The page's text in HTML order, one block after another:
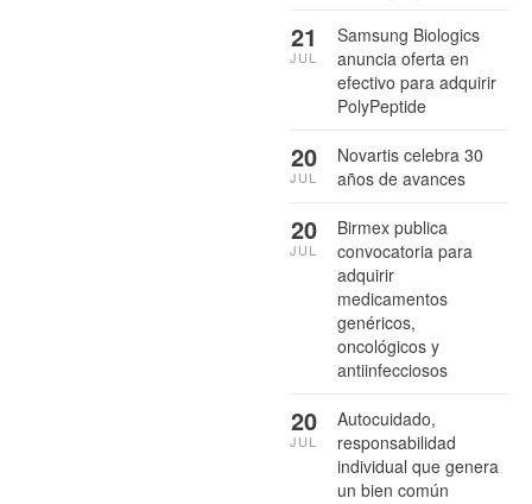
Samsung Biologics
anuncia oferta en
efectivo para adquirir
PolyPeptide
21
JUL
Novartis celebra 30
años de avances
20
JUL
Birmex publica
convocatoria para
adquirir
medicamentos
genéricos,
oncológicos y
antiinfecciosos
20
JUL
Autocuidado,
responsabilidad
individual que genera
un bien común
20
JUL